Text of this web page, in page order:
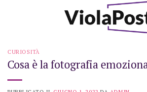
CURIOSITÀ
Cosa è la fotografia